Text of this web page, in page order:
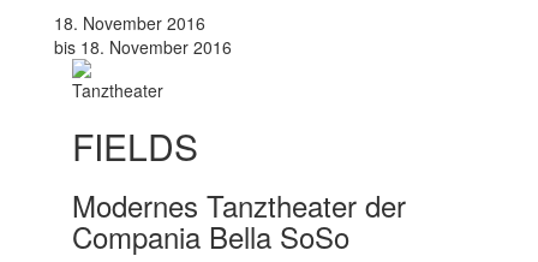
18. November 2016
bis 18. November 2016
Tanztheater
FIELDS
Modernes Tanztheater der
Compania Bella SoSo